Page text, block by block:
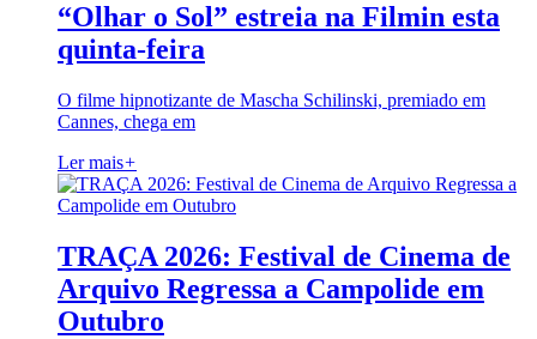
“Olhar o Sol” estreia na Filmin esta
quinta-feira
O filme hipnotizante de Mascha Schilinski, premiado em
Cannes, chega em
Ler mais+
TRAÇA 2026: Festival de Cinema de
Arquivo Regressa a Campolide em
Outubro